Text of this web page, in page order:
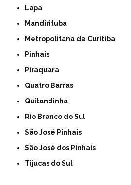
Lapa
Mandirituba
Metropolitana de Curitiba
Pinhais
Piraquara
Quatro Barras
Quitandinha
Rio Branco do Sul
São José Pinhais
São José dos Pinhais
Tijucas do Sul